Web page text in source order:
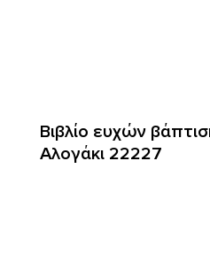
Βιβλίο ευχών
Αλογάκι 22227